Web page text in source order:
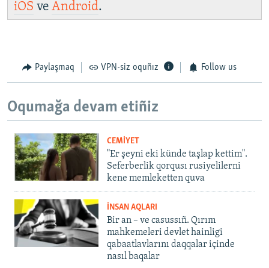
iOS ve Android.
Paylaşmaq VPN-siz oquñız Follow us
Oqumağa devam etiñiz
CEMİYET
"Er şeyni eki künde taşlap kettim".
Seferberlik qorqusı rusiyelilerni
kene memleketten quva
İNSAN AQLARI
Bir an – ve casussıñ. Qırım
mahkemeleri devlet hainligi
qabaatlavlarını daqqalar içinde
nasıl baqalar